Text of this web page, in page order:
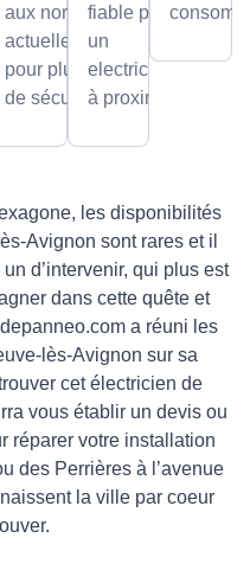
aux normes
actuelles
pour plus
de sécurité.
fiable par
un
electricien
à proximité
les disponibilités
Avignon sont rares et il
d’intervenir, qui plus est
dans cette quête et
a réuni les
lès-Avignon sur sa
cet électricien de
vous établir un devis ou
réparer votre installation
des Perrières à l’avenue
la ville par coeur